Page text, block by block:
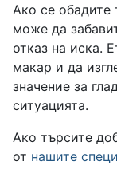
Ако се обадите
може да
отказ на иска.
макар и да
значение за
ситуацията.
Ако търсите
от нашите